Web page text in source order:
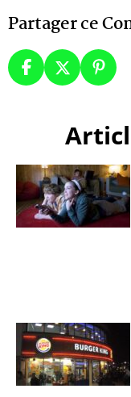
Partager ce